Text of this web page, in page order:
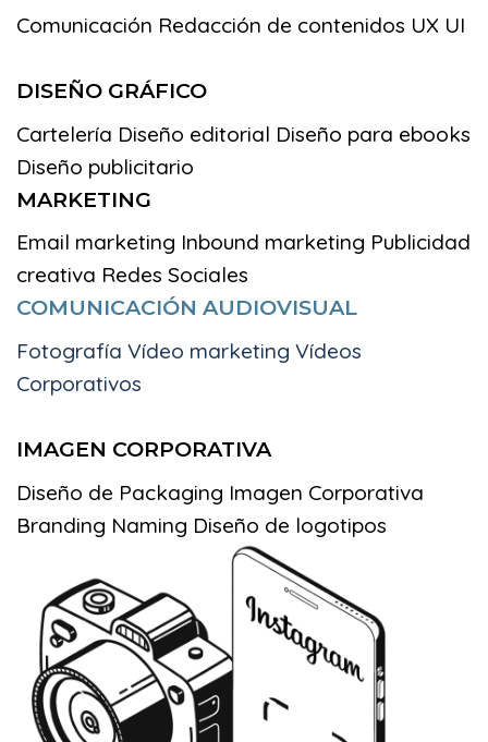
Comunicación Redacción de contenidos UX UI
DISEÑO GRÁFICO
Cartelería Diseño editorial Diseño para ebooks
Diseño publicitario
MARKETING
Email marketing Inbound marketing Publicidad
creativa Redes Sociales
COMUNICACIÓN AUDIOVISUAL
Fotografía Vídeo marketing Vídeos
Corporativos
IMAGEN CORPORATIVA
Diseño de Packaging Imagen Corporativa
Branding Naming Diseño de logotipos